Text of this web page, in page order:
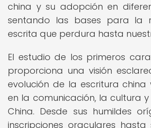
china y su adopción en
sentando las bases para la
escrita que perdura hasta
El estudio de los primeros
proporciona una visión
evolución de la escritura
en la comunicación, la cultura
China. Desde sus humildes
inscripciones oraculares hasta